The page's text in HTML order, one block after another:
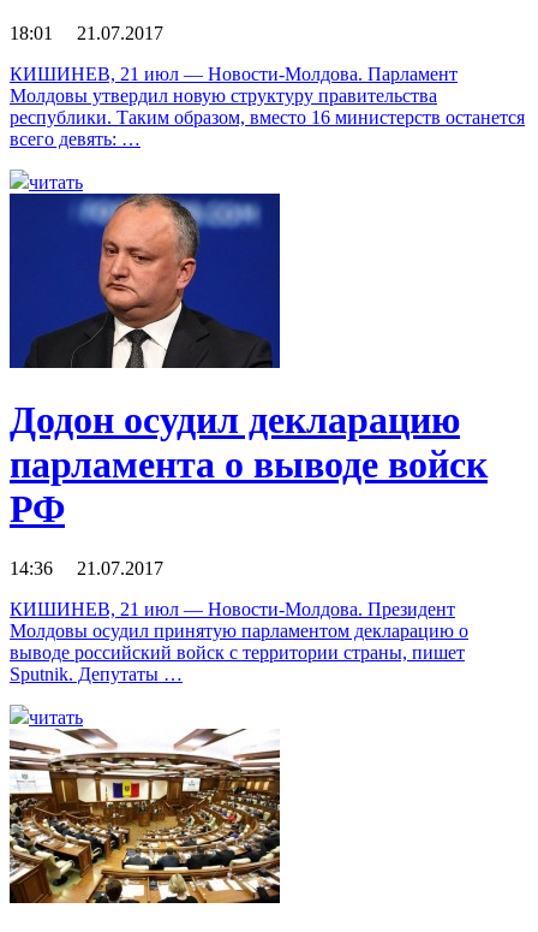
18:01 21.07.2017
КИШИНЕВ, 21 июл — Новости-Молдова. Парламент
Молдовы утвердил новую структуру правительства
республики. Таким образом, вместо 16 министерств останется
всего девять: …
читать
Додон осудил декларацию
парламента о выводе войск
РФ
14:36 21.07.2017
КИШИНЕВ, 21 июл — Новости-Молдова. Президент
Молдовы осудил принятую парламентом декларацию о
выводе российский войск с территории страны, пишет
Sputnik. Депутаты …
читать